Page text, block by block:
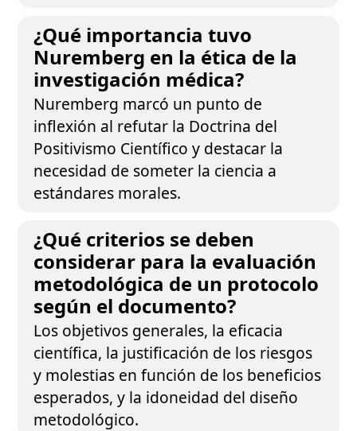
¿Qué importancia tuvo
Nuremberg en la ética de la
investigación médica?
Nuremberg marcó un punto de
inflexión al refutar la Doctrina del
Positivismo Científico y destacar la
necesidad de someter la ciencia a
estándares morales.
¿Qué criterios se deben
considerar para la evaluación
metodológica de un protocolo
según el documento?
Los objetivos generales, la eficacia
científica, la justificación de los riesgos
y molestias en función de los beneficios
esperados, y la idoneidad del diseño
metodológico.